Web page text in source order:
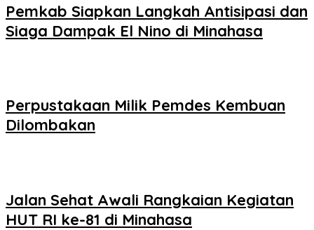
Pemkab Siapkan Langkah Antisipasi dan
Siaga Dampak El Nino di Minahasa
Perpustakaan Milik Pemdes Kembuan
Dilombakan
Jalan Sehat Awali Rangkaian Kegiatan
HUT RI ke-81 di Minahasa